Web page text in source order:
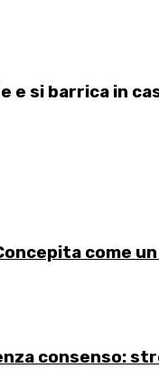
e si barrica in
come
consenso: